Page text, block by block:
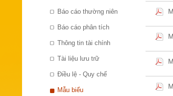
Báo cáo thường niên
Báo cáo phân tích
Thông tin tài chính
Tài liệu lưu trữ
Điều lệ - Quy chế
Mẫu biểu